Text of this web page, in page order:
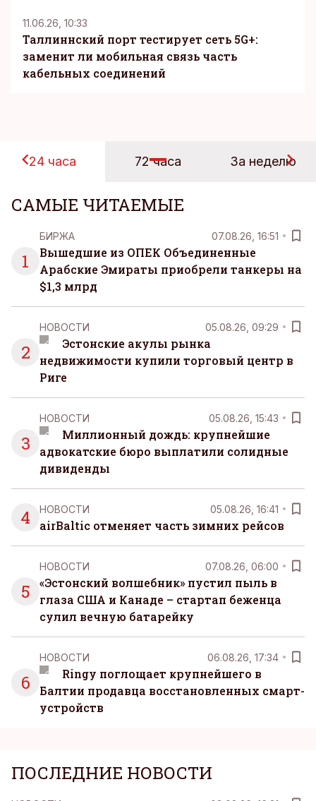
11.06.26, 10:33
Таллиннский порт тестирует сеть 5G+:
заменит ли мобильная связь часть
кабельных соединений
24 часа 72 часа За неделю
САМЫЕ ЧИТАЕМЫЕ
1
БИРЖА 07.08.26, 16:51
Вышедшие из ОПЕК Объединенные
Арабские Эмираты приобрели танкеры на
$1,3 млрд
2
НОВОСТИ 05.08.26, 09:29
Эстонские акулы рынка
недвижимости купили торговый центр в
Риге
3
НОВОСТИ 05.08.26, 15:43
Миллионный дождь: крупнейшие
адвокатские бюро выплатили солидные
дивиденды
4 НОВОСТИ 05.08.26, 16:41
airBaltic отменяет часть зимних рейсов
5
НОВОСТИ 07.08.26, 06:00
«Эстонский волшебник» пустил пыль в
глаза США и Канаде – стартап беженца
сулил вечную батарейку
6
НОВОСТИ 06.08.26, 17:34
Ringy поглощает крупнейшего в
Балтии продавца восстановленных смарт-
устройств
ПОСЛЕДНИЕ НОВОСТИ